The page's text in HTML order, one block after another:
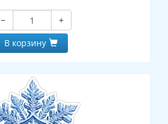
−
+
В корзину